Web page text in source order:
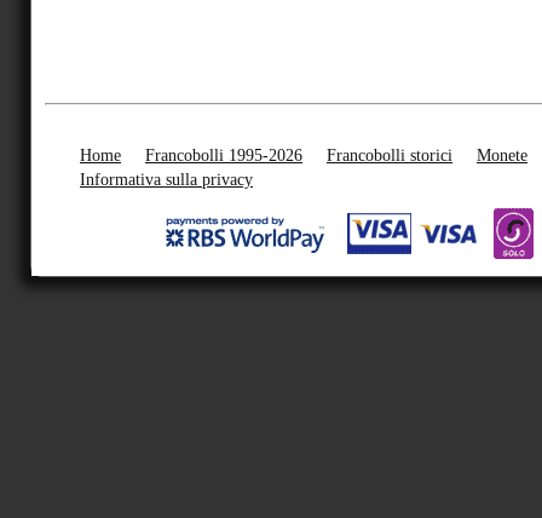
Home Francobolli 1995-2026 Francobolli storici
Monete
Informativa sulla privacy